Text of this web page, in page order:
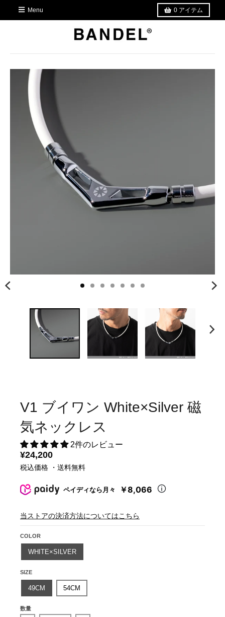
Menu 0 アイテム
V1 ブイワン White×Silver 磁
気ネックレス
2件のレビュー
¥24,200
税込価格 ・送料無料
ペイディなら月々 ￥8,066
当ストアの決済方法についてはこちら
COLOR
WHITE×SILVER
SIZE
49CM 54CM
数量